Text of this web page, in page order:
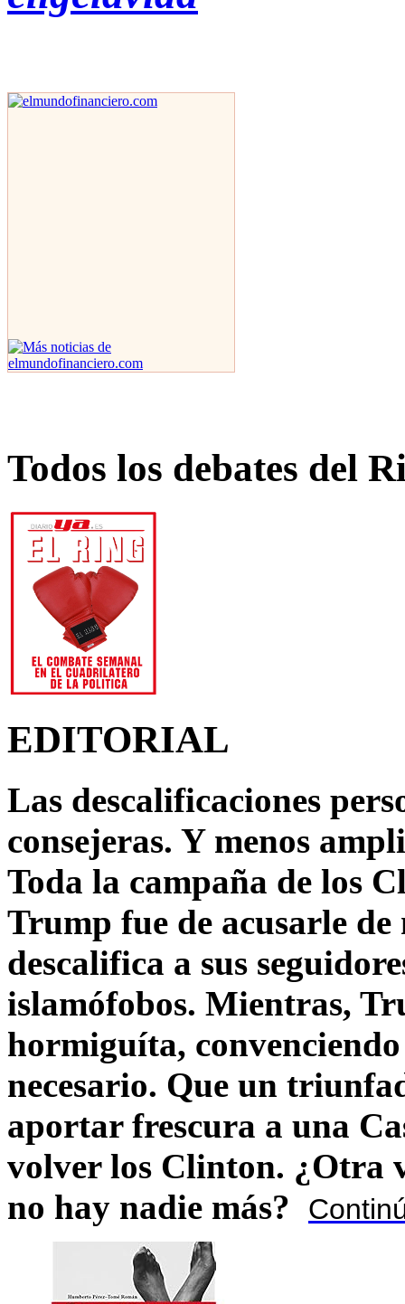
Todos los debates del
EDITORIAL
Las descalificaciones
consejeras. Y menos
Toda la campaña de los
Trump fue de acusarle
descalifica a sus
islamófobos. Mientras,
hormiguíta,
necesario. Que un
aportar frescura a una
volver los Clinton. ¿Otra
no hay nadie más?